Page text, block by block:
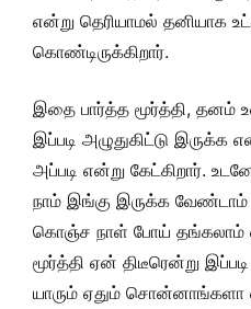
என்று தெரியாமல் தனியாக
கொண்டிருக்கிறார்.
இதை பார்த்த மூர்த்தி,
இப்படி அழுதுகிட்டு
அப்படி என்று கேட்கிறார்.
நாம் இங்கு இருக்க
கொஞ்ச நாள் போய் தங்கலாம்
மூர்த்தி ஏன் திடீரென்று
யாரும் ஏதும் சொன்னாங்களா